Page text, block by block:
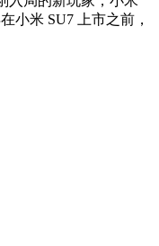
小米 SU7 上市之前，